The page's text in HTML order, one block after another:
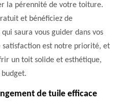
la pérennité de votre toiture.
et bénéficiez de
qui saura vous guider dans vos
satisfaction est notre priorité, et
un toit solide et esthétique,
de tuile efficace